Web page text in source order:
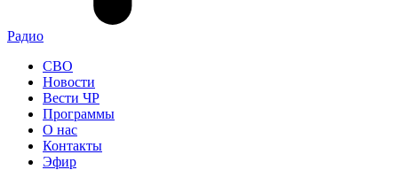
Радио
СВО
Новости
Вести ЧР
Программы
О нас
Контакты
Эфир